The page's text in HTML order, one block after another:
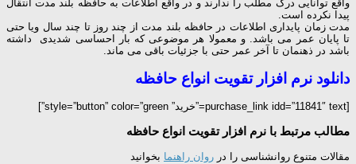
واقع توانایی درک مطلب را ندارند و در واقع اطلاعات به حافظه بلند مدت انتقال
پیدا نکرده است.
مدت زمان پایداری اطلاعات در حافظه بلند مدت از چند روز تا چند سال ویا حتی
تا پایان عمر می باشد. و معمولا هر موضوعی که بار احساسی شدیدی داشته
باشد در ذهنمان تا آخر عمر حتی با جزئیات باقی می ماند.
دانلود نرم افزار تقویت انواع حافظه
[purchase_link idd=”11841″ text=”خرید” style=”button” color=”green”]
مطالب مرتبط با نرم افزار تقویت انواع حافظه
مقالات متنوع روانشناسی را در روان راهنما بخوانید